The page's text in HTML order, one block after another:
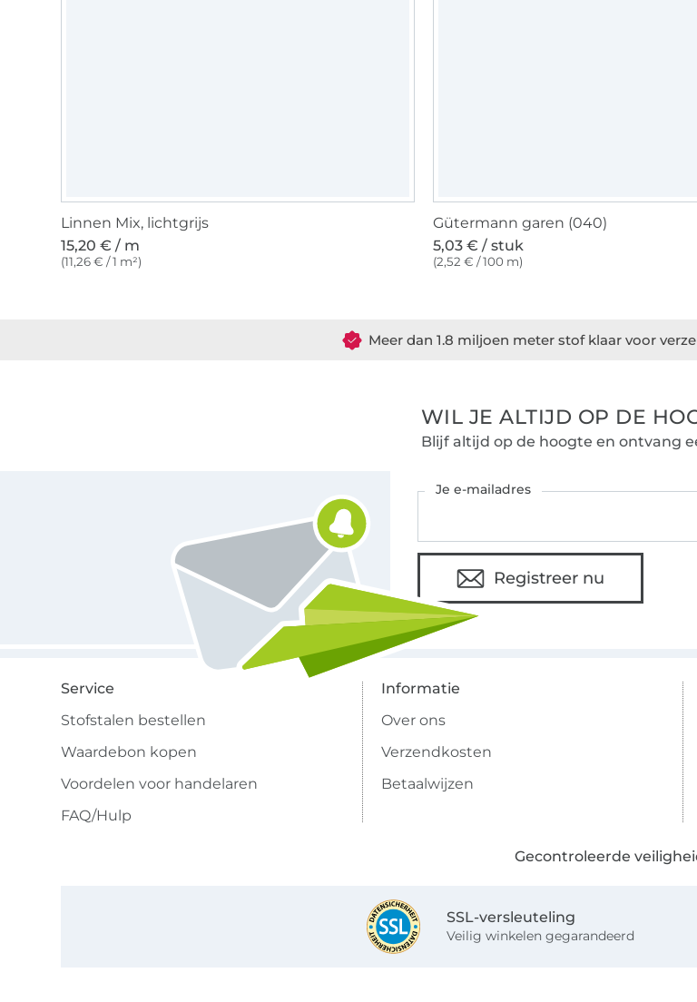
Linnen Mix, lichtgrijs
15,20 € / m
(11,26 € / 1 m²)
Gütermann garen (040)
5,03 € / stuk
(2,52 € / 100 m)
Meer dan 1.8 miljoen meter stof klaar voor
WIL JE ALTIJD OP DE
Blijf altijd op de hoogte en ontvang
Je e-mailadres
Registreer nu
Service
Stofstalen bestellen
Waardebon kopen
Voordelen voor handelaren
FAQ/Hulp
Informatie
Over ons
Verzendkosten
Betaalwijzen
Gecontroleerde
SSL-versleuteling
Veilig winkelen gegarandeerd